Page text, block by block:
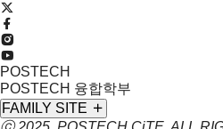
POSTECH
POSTECH 융합학부
FAMILY SITE